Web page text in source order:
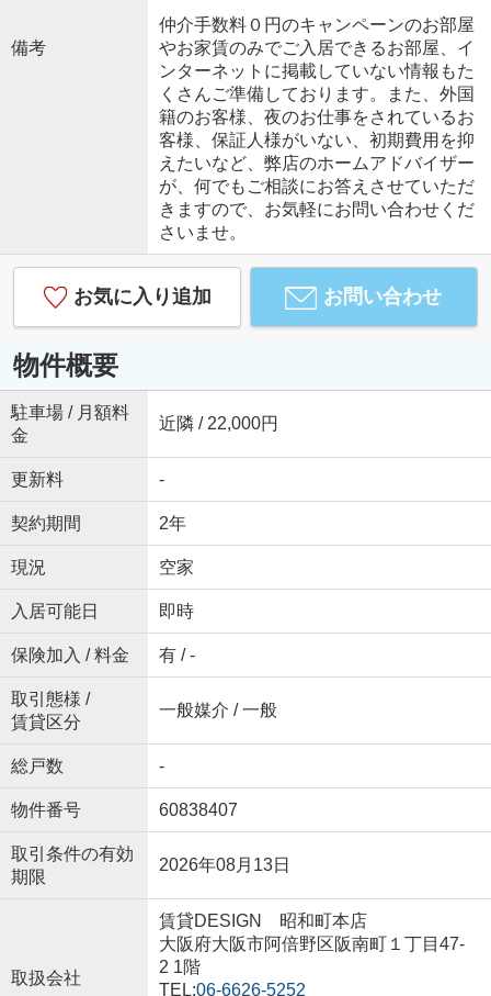
備考
仲介手数料０円のキャンペーンのお部屋
やお家賃のみでご入居できるお部屋、イ
ンターネットに掲載していない情報もた
くさんご準備しております。また、外国
籍のお客様、夜のお仕事をされているお
客様、保証人様がいない、初期費用を抑
えたいなど、弊店のホームアドバイザー
が、何でもご相談にお答えさせていただ
きますので、お気軽にお問い合わせくだ
さいませ。
お気に入り追加 お問い合わせ
物件概要
駐車場 / 月額料
金
近隣 / 22,000円
更新料 -
契約期間 2年
現況 空家
入居可能日 即時
保険加入 / 料金 有 / -
取引態様 /
賃貸区分
一般媒介 / 一般
総戸数 -
物件番号 60838407
取引条件の有効
期限
2026年08月13日
取扱会社
賃貸DESIGN 昭和町本店
大阪府大阪市阿倍野区阪南町１丁目47-
2 1階
TEL:06-6626-5252